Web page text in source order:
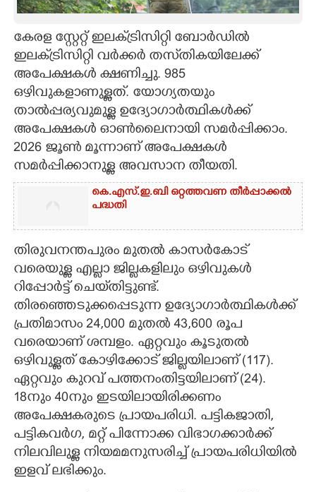
CARTOONS
LITERATURE
ZOOM
CONTACT US
കേരള സ്റ്റേറ്റ് ഇലക്‌ട്രിസിറ്റി ബോർഡിൽ
ഇലക്‌ട്രിസിറ്റി വർക്കർ തസ്‌തികയിലേക്ക്
അപേക്ഷകൾ ക്ഷണിച്ചു. 985
ഒഴിവുകളാണുള്ളത്. യോഗ്യതയും
താൽപ്പര്യവുമുള്ള ഉദ്യോഗാർത്ഥികൾക്ക്
അപേക്ഷകൾ ഓൺലൈനായി സമർപ്പിക്കാം.
2026 ജൂൺ മൂന്നാണ് അപേക്ഷകൾ
സമർപ്പിക്കാനുള്ള അവസാന തീയതി.
കെ.എസ്.ഇ.ബി ഒറ്റത്തവണ തീർപ്പാക്കൽ
പദ്ധതി
തിരുവനന്തപുരം മുതൽ കാസർകോട്
വരെയുള്ള എല്ലാ ജില്ലകളിലും ഒഴിവുകൾ
റിപ്പോർട്ട് ചെയ്‌തിട്ടുണ്ട്.
തിരഞ്ഞെടുക്കപ്പെടുന്ന ഉദ്യോഗാർത്ഥികൾക്ക്
പ്രതിമാസം 24,000 മുതൽ 43,600 രൂപ
വരെയാണ് ശമ്പളം. ഏറ്റവും കൂടുതൽ
ഒഴിവുള്ളത് കോഴിക്കോട് ജില്ലയിലാണ് (117).
ഏറ്റവും കുറവ് പത്തനംതിട്ടയിലാണ് (24).
18നും 40നും ഇടയിലായിരിക്കണം
അപേക്ഷകരുടെ പ്രായപരിധി. പട്ടികജാതി,
പട്ടികവര്‍ഗ, മറ്റ് പിന്നോക്ക വിഭാഗക്കാര്‍ക്ക്
നിലവിലുള്ള നിയമമനുസരിച്ച് പ്രായപരിധിയിൽ
ഇളവ് ലഭിക്കും.